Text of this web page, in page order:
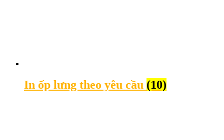
In ốp lưng theo yêu cầu (10)